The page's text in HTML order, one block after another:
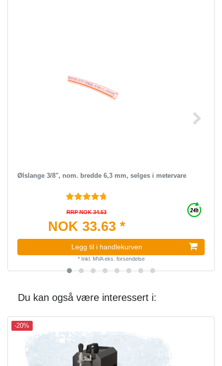
Ølslange 3/8", nom. bredde 6,3 mm, selges i metervare
RRP NOK 34.53
NOK 33.63 *
Legg til i handlekurven
* Inkl. MVAeks. forsendelse
Du kan også være interessert i:
-20%